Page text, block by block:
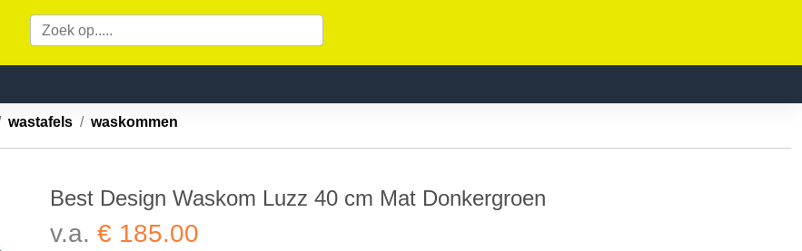
wastafels waskommen
Best Design Waskom Luzz 40 cm Mat Donkergroen
v.a. € 185.00